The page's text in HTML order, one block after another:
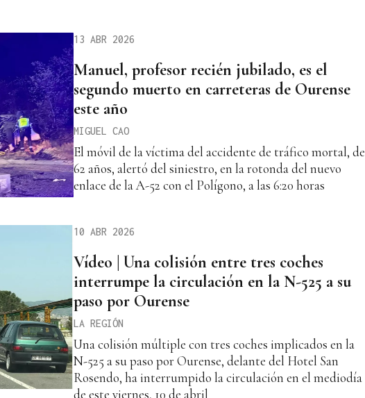
13 ABR 2026
Manuel, profesor recién jubilado, es el
segundo muerto en carreteras de Ourense
este año
MIGUEL CAO
El móvil de la víctima del accidente de tráfico mortal, de
62 años, alertó del siniestro, en la rotonda del nuevo
enlace de la A-52 con el Polígono, a las 6:20 horas
10 ABR 2026
Vídeo | Una colisión entre tres coches
interrumpe la circulación en la N-525 a su
paso por Ourense
LA REGIÓN
Una colisión múltiple con tres coches implicados en la
N-525 a su paso por Ourense, delante del Hotel San
Rosendo, ha interrumpido la circulación en el mediodía
de este viernes, 10 de abril